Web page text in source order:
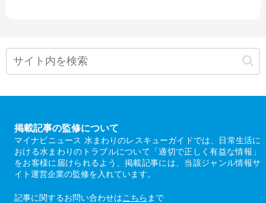
掲載記事の監修について
マイナビニュース 水まわりのレスキューガイドでは、日常生活に
おける水まわりのトラブルについて「適切で正しく有益な情報」
をお客様に届けられるよう、掲載記事には、当該ジャンル情報サ
イト運営企業の監修を入れています。
記事に関するお問い合わせはこちら まで